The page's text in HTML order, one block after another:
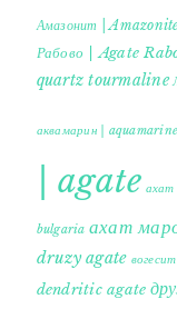
Амазонит |
Рабово | Agate
quartz tourmaline
аквамарин | aquamarine
| agate ахат
bulgaria ахат
druzy agate
dendritic agate